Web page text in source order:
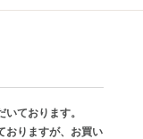
ております。
おりますが、お買い